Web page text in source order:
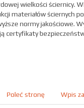
wielkości ściernicy.
materiałów ściernych
normy jakościowe.
certyfikaty
Poleć stronę Wpis